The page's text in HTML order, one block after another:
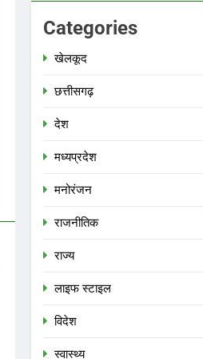
Categories
खेलकूद
छत्तीसगढ़
देश
मध्‍यप्रदेश
मनोरंजन
राजनीतिक
राज्य
लाइफ स्टाइल
विदेश
स्‍वास्‍थ्‍य